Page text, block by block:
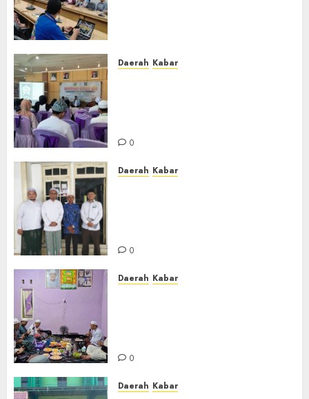
Daerah Kabar
0
Daerah Kabar
0
Daerah Kabar
0
Daerah Kabar